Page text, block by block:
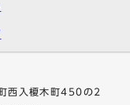
西入榎木町450の2